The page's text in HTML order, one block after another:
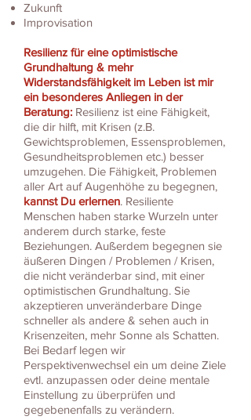
Zukunft
Improvisation
Resilienz für eine optimistische
Grundhaltung & mehr
Widerstandsfähigkeit im Leben ist mir
ein besonderes Anliegen in der
Beratung: Resilienz ist eine Fähigkeit,
die dir hilft, mit Krisen (z.B.
Gewichtsproblemen, Essensproblemen,
Gesundheitsproblemen etc.) besser
umzugehen. Die Fähigkeit, Problemen
aller Art auf Augenhöhe zu begegnen,
kannst Du erlernen. Resiliente
Menschen haben starke Wurzeln unter
anderem durch starke, feste
Beziehungen. Außerdem begegnen sie
äußeren Dingen / Problemen / Krisen,
die nicht veränderbar sind, mit einer
optimistischen Grundhaltung. Sie
akzeptieren unveränderbare Dinge
schneller als andere & sehen auch in
Krisenzeiten, mehr Sonne als Schatten.
Bei Bedarf legen wir
Perspektivenwechsel ein um deine Ziele
evtl. anzupassen oder deine mentale
Einstellung zu überprüfen und
gegebenenfalls zu verändern.